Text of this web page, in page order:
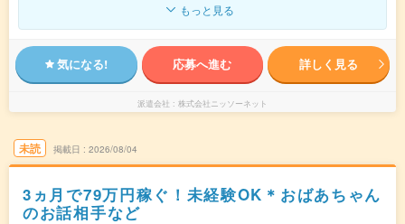
もっと見る
気になる! 応募へ進む 詳しく見る
派遣会社 株式会社ニッソーネット
未読 掲載日 2026/08/04
3ヵ月で79万円稼ぐ！未経験OK＊おばあちゃん
のお話相手など